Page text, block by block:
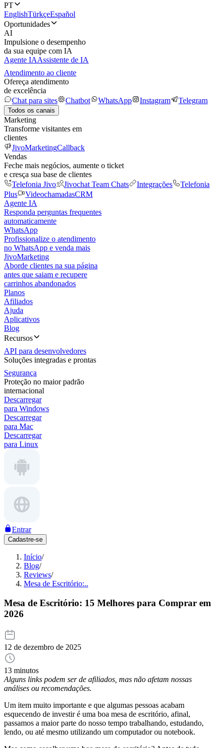
PT
EnglishTürkçeEspañol
Oportunidades
AI
Impulsione o desempenho
da sua equipe com IA
Agente IAAssistente de IA
Atendimento ao cliente
Ofereça atendimento
de excelência
Chat para sites
Chatbot WhatsApp Instagram Telegram
Todos os canais
Marketing
Transforme visitantes em
clientes
JivoMarketingCallback
Vendas
Feche mais negócios, aumente o ticket
e cresça sua base de clientes
Telefonia Jivo
Jivochat Team Chats Integrações
Telefonia
Plus
VideochamadasCRM
Agente IA
Responda perguntas frequentes
automaticamente
WhatsApp
Profissionalize o atendimento
no WhatsApp e venda mais
JivoMarketing
Aborde clientes na sua página
antes que saiam e recupere
carrinhos abandonados
Planos
Afiliados
Ajuda
Aplicativos
Blog
Recursos
API para desenvolvedores
Soluções integradas e prontas
Segurança
Proteção no maior padrão
internacional
Descarregar
para Windows
Descarregar
para Mac
Descarregar
para Linux
Entrar
Cadastre-se
Início/
Blog/
Reviews/
Mesa de Escritório:..
Mesa de Escritório: 15 Melhores para Comprar em
2026
12 de dezembro de 2025
13 minutos
Alguns links podem ser de afiliados, mas não afetam nossas
análises ou recomendações.
Um item muito importante e que algumas pessoas acabam
esquecendo de investir é uma boa mesa de escritório, afinal,
passamos a maior parte do nosso tempo trabalhando, estudando,
lendo, ou até mesmo utilizando um computador ou notebook.